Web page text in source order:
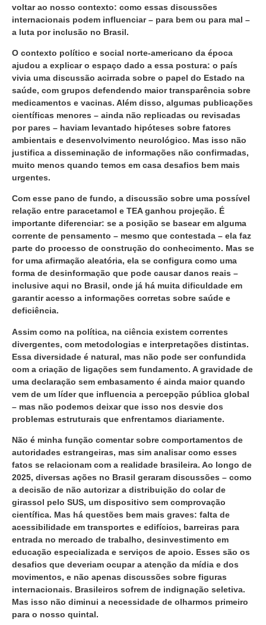
voltar ao nosso contexto: como essas discussões
internacionais podem influenciar – para bem ou para mal –
a luta por inclusão no Brasil.
O contexto político e social norte-americano da época
ajudou a explicar o espaço dado a essa postura: o país
vivia uma discussão acirrada sobre o papel do Estado na
saúde, com grupos defendendo maior transparência sobre
medicamentos e vacinas. Além disso, algumas publicações
científicas menores – ainda não replicadas ou revisadas
por pares – haviam levantado hipóteses sobre fatores
ambientais e desenvolvimento neurológico. Mas isso não
justifica a disseminação de informações não confirmadas,
muito menos quando temos em casa desafios bem mais
urgentes.
Com esse pano de fundo, a discussão sobre uma possível
relação entre paracetamol e TEA ganhou projeção. É
importante diferenciar: se a posição se basear em alguma
corrente de pensamento – mesmo que contestada – ela faz
parte do processo de construção do conhecimento. Mas se
for uma afirmação aleatória, ela se configura como uma
forma de desinformação que pode causar danos reais –
inclusive aqui no Brasil, onde já há muita dificuldade em
garantir acesso a informações corretas sobre saúde e
deficiência.
Assim como na política, na ciência existem correntes
divergentes, com metodologias e interpretações distintas.
Essa diversidade é natural, mas não pode ser confundida
com a criação de ligações sem fundamento. A gravidade de
uma declaração sem embasamento é ainda maior quando
vem de um líder que influencia a percepção pública global
– mas não podemos deixar que isso nos desvie dos
problemas estruturais que enfrentamos diariamente.
Não é minha função comentar sobre comportamentos de
autoridades estrangeiras, mas sim analisar como esses
fatos se relacionam com a realidade brasileira. Ao longo de
2025, diversas ações no Brasil geraram discussões – como
a decisão de não autorizar a distribuição do colar de
girassol pelo SUS, um dispositivo sem comprovação
científica. Mas há questões bem mais graves: falta de
acessibilidade em transportes e edifícios, barreiras para
entrada no mercado de trabalho, desinvestimento em
educação especializada e serviços de apoio. Esses são os
desafios que deveriam ocupar a atenção da mídia e dos
movimentos, e não apenas discussões sobre figuras
internacionais. Brasileiros sofrem de indignação seletiva.
Mas isso não diminui a necessidade de olharmos primeiro
para o nosso quintal.